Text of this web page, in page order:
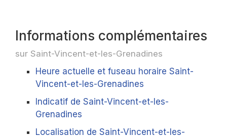
Informations complémentaires
sur Saint-Vincent-et-les-Grenadines
Heure actuelle et fuseau horaire Saint-
Vincent-et-les-Grenadines
Indicatif de Saint-Vincent-et-les-
Grenadines
Localisation de Saint-Vincent-et-les-